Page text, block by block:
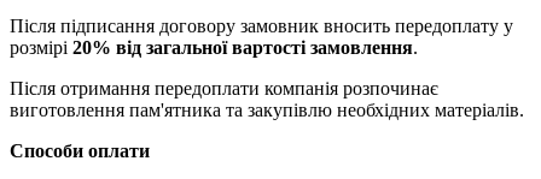
Після підписання договору замовник вносить передоплату у
розмірі 20% від загальної вартості замовлення.
Після отримання передоплати компанія розпочинає
виготовлення пам'ятника та закупівлю необхідних матеріалів.
Способи оплати